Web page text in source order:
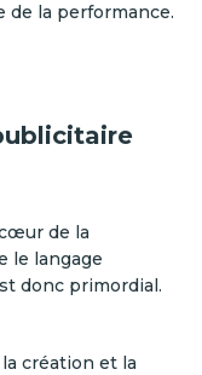
de la performance.
de la
le langage
donc primordial.
création et la